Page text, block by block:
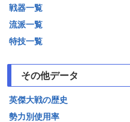
戦器一覧
流派一覧
特技一覧
その他データ
英傑大戦の歴史
勢力別使用率